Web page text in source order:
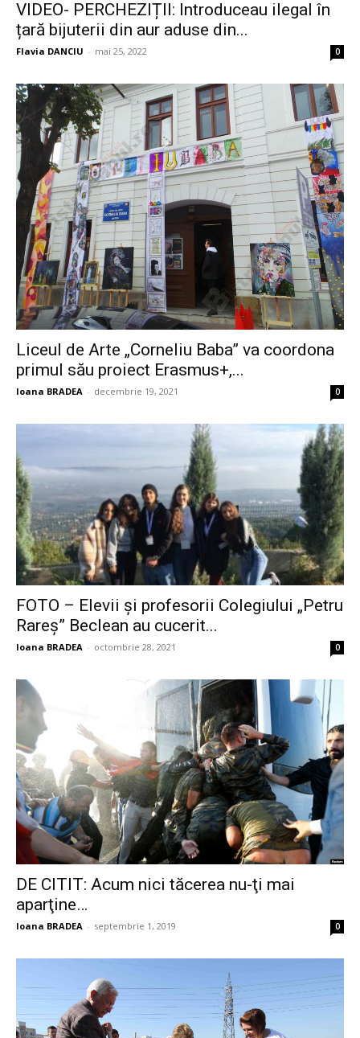
VIDEO- PERCHEZIȚII: Introduceau ilegal în
țară bijuterii din aur aduse din...
Flavia DANCIU - mai 25, 2022 0
Liceul de Arte „Corneliu Baba” va coordona
primul său proiect Erasmus+,...
Ioana BRADEA - decembrie 19, 2021 0
FOTO – Elevii și profesorii Colegiului „Petru
Rareș” Beclean au cucerit...
Ioana BRADEA - octombrie 28, 2021 0
DE CITIT: Acum nici tăcerea nu-ţi mai
aparţine…
Ioana BRADEA - septembrie 1, 2019 0